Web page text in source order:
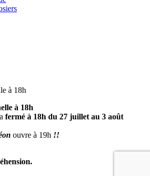
à 18h
à 18h
fermé à 18h du 27 juillet au 3 août
ouvre à 19h !!